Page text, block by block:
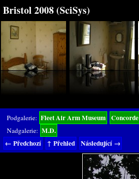
Bristol 2008 (SciSys)
Podgalerie: Fleet Air Arm Museum Concorde
Nadgalerie: M.D.
← Předchozí
↑ Přehled Následující →